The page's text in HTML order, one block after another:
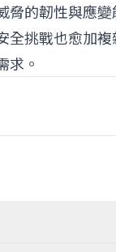
的韌性與應變
挑戰也愈加
求。